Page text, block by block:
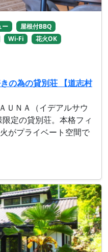
ー
屋根付BBQ
Wi-Fi
花火OK
の為の貸別荘 【道志村
ＵＮＡ（イデアルサウ
定の貸別荘。本格フィ
がプライベート空間で